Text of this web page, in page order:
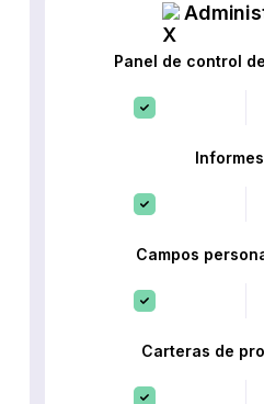
Panel de control
Informes
Campos
Carteras de